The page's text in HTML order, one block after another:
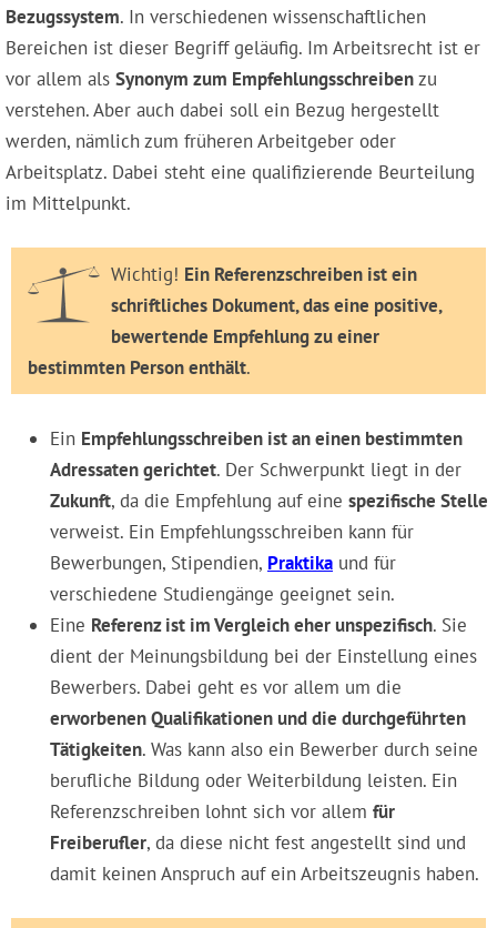
Bezugssystem. In verschiedenen wissenschaftlichen
Bereichen ist dieser Begriff geläufig. Im Arbeitsrecht ist er
vor allem als Synonym zum Empfehlungsschreibenzu
verstehen. Aber auch dabei soll ein Bezug hergestellt
werden, nämlich zum früheren Arbeitgeber oder
Arbeitsplatz. Dabei steht eine qualifizierende Beurteilung
im Mittelpunkt.
Wichtig! Ein Referenzschreiben ist ein
schriftliches Dokument, das eine positive,
bewertende Empfehlung zu einer
bestimmten Person enthält.
Ein Empfehlungsschreiben ist an einen bestimmten
Adressaten gerichtet. Der Schwerpunkt liegt in der
Zukunft, da die Empfehlung auf eine spezifische Stelle
verweist. Ein Empfehlungsschreiben kann für
Bewerbungen, Stipendien, Praktika und für
verschiedene Studiengänge geeignet sein.
Eine Referenz ist im Vergleich eher unspezifisch. Sie
dient der Meinungsbildung bei der Einstellung eines
Bewerbers. Dabei geht es vor allem um die
erworbenen Qualifikationen und die durchgeführten
Tätigkeiten. Was kann also ein Bewerber durch seine
berufliche Bildung oder Weiterbildung leisten. Ein
Referenzschreiben lohnt sich vor allem für
Freiberufler, da diese nicht fest angestellt sind und
damit keinen Anspruch auf ein Arbeitszeugnis haben.